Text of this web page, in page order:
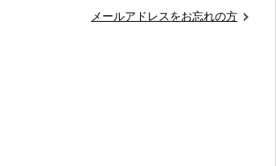
メールアドレスをお忘れの方